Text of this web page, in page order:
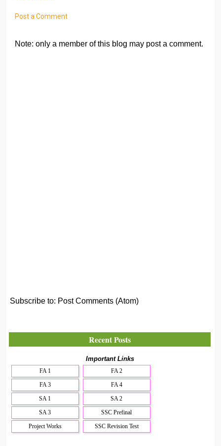
Post a Comment
Note: only a member of this blog may post a comment.
Subscribe to: Post Comments (Atom)
Recent Posts
Important Links
FA 1
FA 2
FA 3
FA 4
SA 1
SA 2
SA 3
SSC Prefinal
Project Works
SSC Revision Test